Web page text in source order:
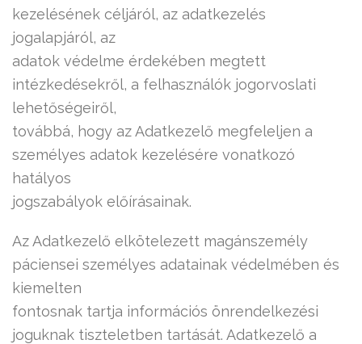
kezelésének céljáról, az adatkezelés
jogalapjáról, az
adatok védelme érdekében megtett
intézkedésekről, a felhasználók jogorvoslati
lehetőségeiről,
továbbá, hogy az Adatkezelő megfeleljen a
személyes adatok kezelésére vonatkozó
hatályos
jogszabályok előírásainak.
Az Adatkezelő elkötelezett magánszemély
páciensei személyes adatainak védelmében és
kiemelten
fontosnak tartja információs önrendelkezési
joguknak tiszteletben tartását. Adatkezelő a